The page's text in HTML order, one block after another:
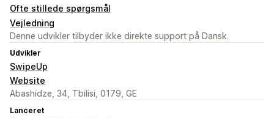
Ofte stillede spørgsmål
Vejledning
Denne udvikler tilbyder ikke direkte support på Dansk.
Udvikler
SwipeUp
Website
Abashidze, 34, Tbilisi, 0179, GE
Lanceret